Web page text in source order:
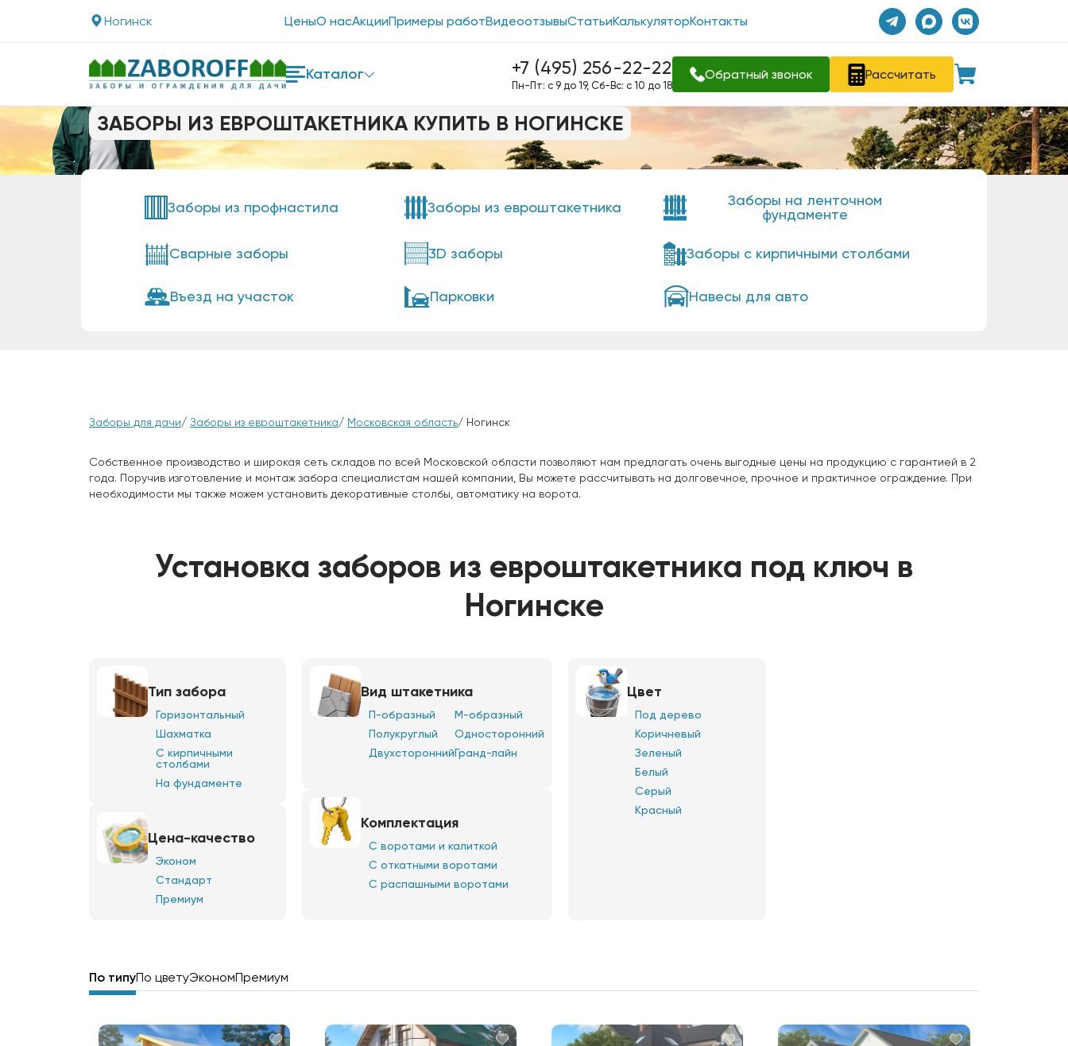
Ногинск ЦеныО насАкцииПримеры работВидеоотзывыСтатьиКалькуляторКонтакты
Каталог +7 (495) 256-22-22
Пн-Пт: с 9 до 19, Сб-Вс: с 10 до 18
Обратный звонок Рассчитать
ЗАБОРЫ ИЗ ЕВРОШТАКЕТНИКА КУПИТЬ В НОГИНСКЕ
Заборы из профнастила Заборы из евроштакетника
Заборы на ленточном
фундаменте
Сварные заборы 3D заборы Заборы с кирпичными столбами
Въезд на участок Парковки Навесы для авто
Заборы для дачи/ Заборы из евроштакетника/ Московская область/ Ногинск
Собственное производство и широкая сеть складов по всей Московской области позволяют нам предлагать очень выгодные цены на продукцию с гарантией в 2
года. Поручив изготовление и монтаж забора специалистам нашей компании, Вы можете рассчитывать на долговечное, прочное и практичное ограждение. При
необходимости мы также можем установить декоративные столбы, автоматику на ворота.
Установка заборов из евроштакетника под ключ в
Ногинске
Тип забора
Горизонтальный
Шахматка
С кирпичными
столбами
На фундаменте
Цена-качество
Эконом
Стандарт
Премиум
Вид штакетника
П-образный
М-образный
Полукруглый
Односторонний
ДвухстороннийГранд-лайн
Комплектация
С воротами и калиткой
С откатными воротами
С распашными воротами
Цвет
Под дерево
Коричневый
Зеленый
Белый
Серый
Красный
По типуПо цветуЭкономПремиум